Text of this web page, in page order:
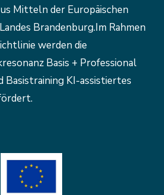
Mitteln der Europäischen
Brandenburg.Im Rahmen
werden die
Basis + Professional
Basistraining KI-assistiertes